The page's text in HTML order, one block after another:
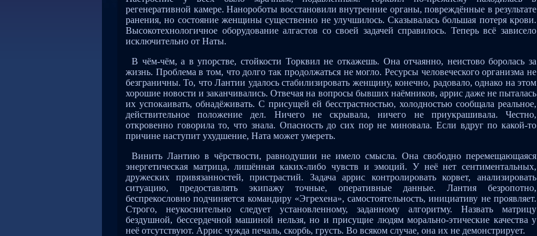
регенеративной камере. Нанороботы восстановили внутренние органы, повреждённые в результате
ранения, но состояние женщины существенно не улучшилось. Сказывалась большая потеря крови.
Высокотехнологичное оборудование алгастов со своей задачей справилось. Теперь всё зависело
исключительно от Наты.
В чём-чём, а в упорстве, стойкости Торквил не откажешь. Она отчаянно, неистово боролась за
жизнь. Проблема в том, что долго так продолжаться не могло. Ресурсы человеческого организма не
безграничны. То, что Лантии удалось стабилизировать женщину, конечно, радовало, однако на этом
хорошие новости и заканчивались. Отвечая на вопросы бывших наёмников, аррис даже не пыталась
их успокаивать, обнадёживать. С присущей ей бесстрастностью, холодностью сообщала реальное,
действительное положение дел. Ничего не скрывала, ничего не приукрашивала. Честно,
откровенно говорила то, что знала. Опасность до сих пор не миновала. Если вдруг по какой-то
причине наступит ухудшение, Ната может умереть.
Винить Лантию в чёрствости, равнодушии не имело смысла. Она свободно перемещающаяся
энергетическая матрица, лишённая каких-либо чувств и эмоций. У неё нет сентиментальных,
дружеских привязанностей, пристрастий. Задача аррис контролировать корвет, анализировать
ситуацию, предоставлять экипажу точные, оперативные данные. Лантия безропотно,
беспрекословно подчиняется командиру «Эгрехена», самостоятельность, инициативу не проявляет.
Строго, неукоснительно следует установленному, заданному алгоритму. Назвать матрицу
бездушной, бессердечной машиной нельзя, но и присущие людям морально-этические качества у
неё отсутствуют. Аррис чужда печаль, скорбь, грусть. Во всяком случае, она их не демонстрирует.